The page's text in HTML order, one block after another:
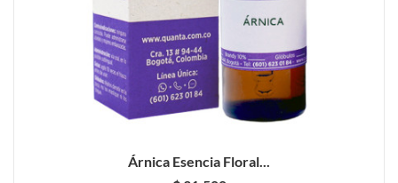
Árnica Esencia Floral...